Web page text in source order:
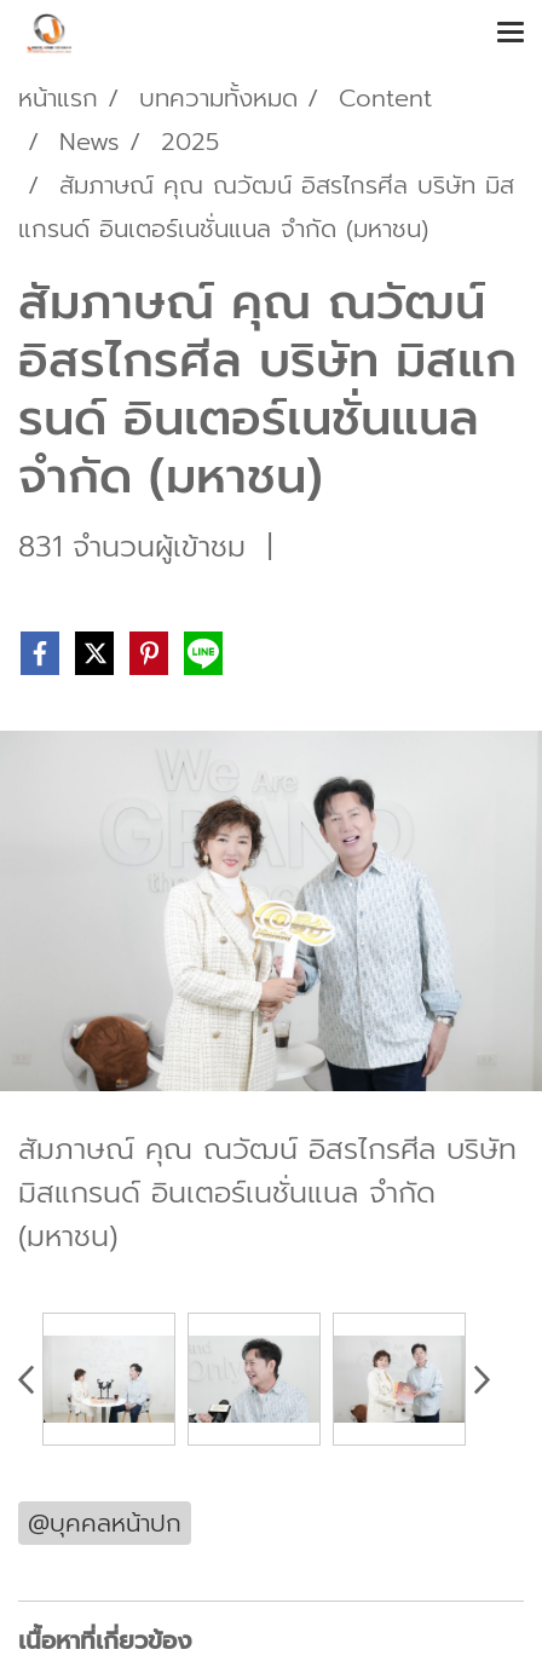
หน้าแรก บทความทั้งหมด
Content
News
2025
สัมภาษณ์ คุณ ณวัฒน์ อิสรไกรศีล บริษัท มิส
แกรนด์ อินเตอร์เนชั่นแนล จํากัด (มหาชน)
สัมภาษณ์ คุณ ณวัฒน์
อิสรไกรศีล บริษัท มิสแก
รนด์ อินเตอร์เนชั่นแนล
จํากัด (มหาชน)
831 จำนวนผู้เข้าชม |
สัมภาษณ์ คุณ ณวัฒน์ อิสรไกรศีล บริษัท
มิสแกรนด์ อินเตอร์เนชั่นแนล จํากัด
(มหาชน)
@บุคคลหน้าปก
เนื้อหาที่เกี่ยวข้อง